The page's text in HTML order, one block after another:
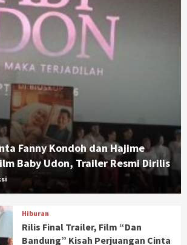
Fanny Kondoh dan Hajime
Baby Udon, Trailer Resmi Dirilis
Hiburan
Rilis Final Trailer, Film “Dan
Bandung” Kisah Perjuangan Cinta